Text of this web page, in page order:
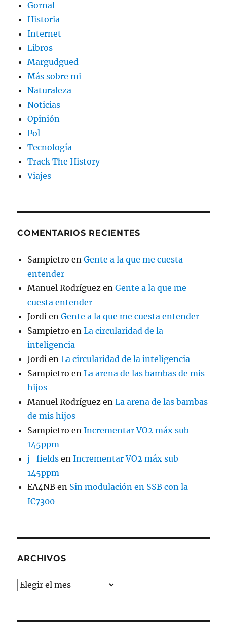
Gornal
Historia
Internet
Libros
Margudgued
Más sobre mi
Naturaleza
Noticias
Opinión
Pol
Tecnología
Track The History
Viajes
COMENTARIOS RECIENTES
Sampietro enGente a la que me cuesta
entender
Manuel Rodríguez enGente a la que me
cuesta entender
Jordi enGente a la que me cuesta entender
Sampietro enLa circularidad de la
inteligencia
Jordi enLa circularidad de la inteligencia
Sampietro enLa arena de las bambas de mis
hijos
Manuel Rodríguez enLa arena de las bambas
de mis hijos
Sampietro enIncrementar VO2 máx sub
145ppm
j_fields enIncrementar VO2 máx sub
145ppm
EA4NB en Sin modulación en SSB con la
IC7300
ARCHIVOS
Archivos